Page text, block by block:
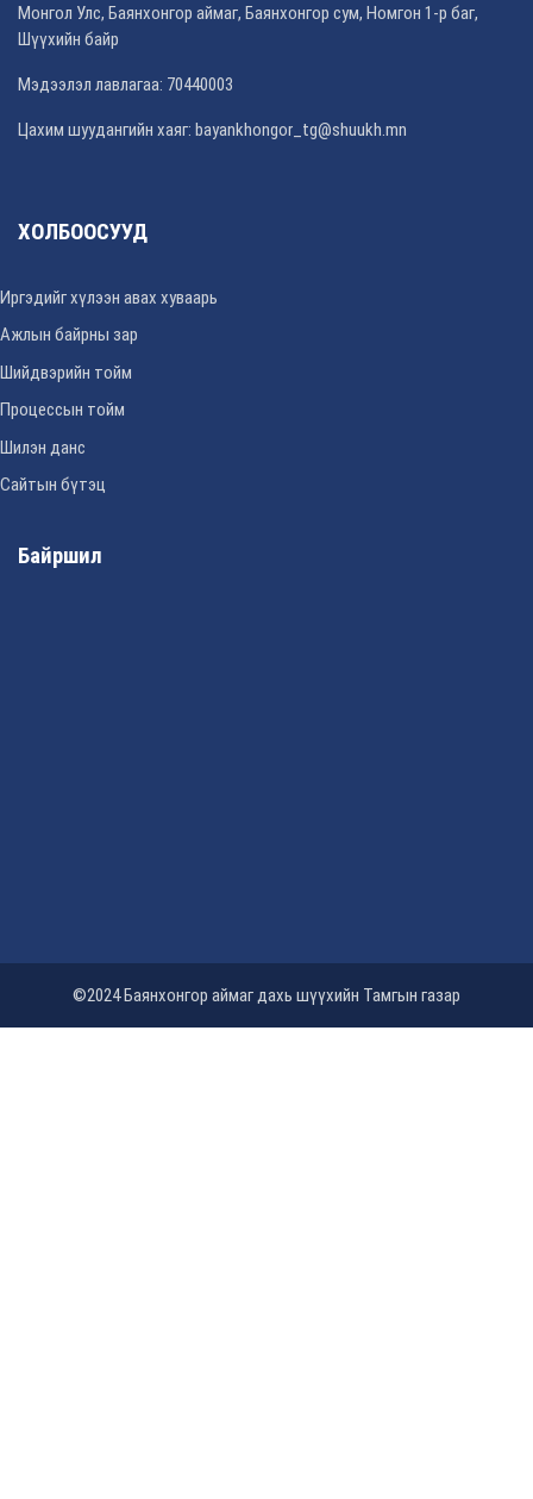
Монгол Улс, Баянхонгор аймаг, Баянхонгор сум, Номгон 1-р баг,
Шүүхийн байр
Мэдээлэл лавлагаа: 70440003
Цахим шуудангийн хаяг: bayankhongor_tg@shuukh.mn
ХОЛБООСУУД
Иргэдийг хүлээн авах хуваарь
Ажлын байрны зар
Шийдвэрийн тойм
Процессын тойм
Шилэн данс
Сайтын бүтэц
Байршил
©2024 Баянхонгор аймаг дахь шүүхийн Тамгын газар